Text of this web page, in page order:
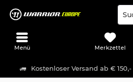
Kostenloser Versand ab €
Menü Merkzettel